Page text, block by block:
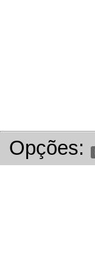
Opções: